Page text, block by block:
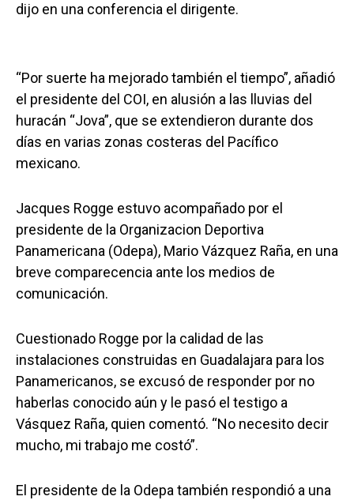
dijo en una conferencia el dirigente.
“Por suerte ha mejorado también el tiempo”, añadió
el presidente del COI, en alusión a las lluvias del
huracán “Jova”, que se extendieron durante dos
días en varias zonas costeras del Pacífico
mexicano.
Jacques Rogge estuvo acompañado por el
presidente de la Organizacion Deportiva
Panamericana (Odepa), Mario Vázquez Raña, en una
breve comparecencia ante los medios de
comunicación.
Cuestionado Rogge por la calidad de las
instalaciones construidas en Guadalajara para los
Panamericanos, se excusó de responder por no
haberlas conocido aún y le pasó el testigo a
Vásquez Raña, quien comentó. “No necesito decir
mucho, mi trabajo me costó”.
El presidente de la Odepa también respondió a una